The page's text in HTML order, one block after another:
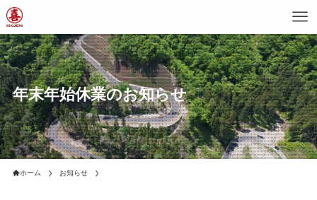
年末年始休業のお知らせ
ホーム お知らせ